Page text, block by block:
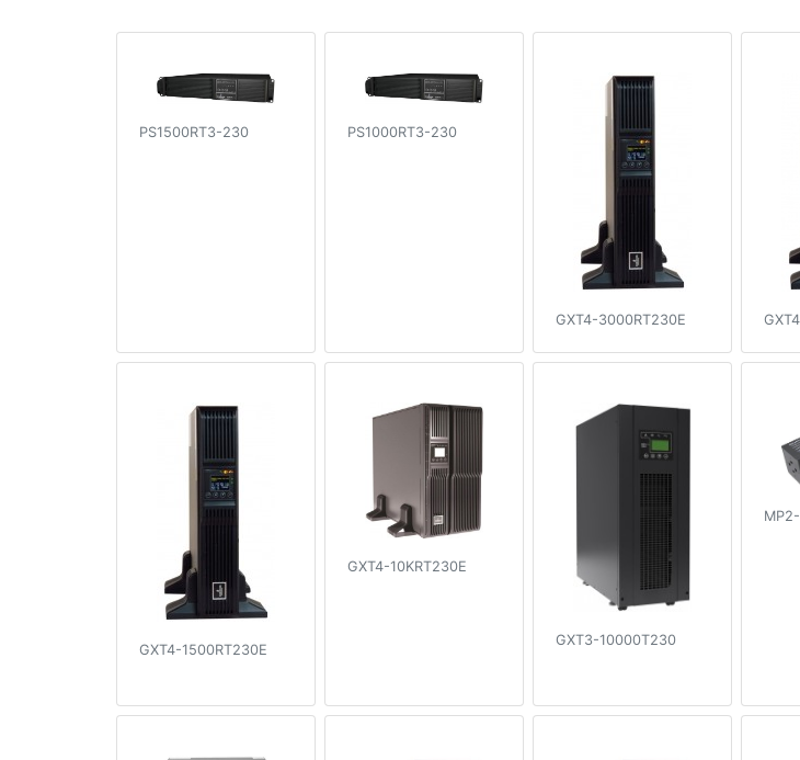
PS1500RT3-230 PS1000RT3-230
GXT4-3000RT230E
GXT4-1500RT230E
GXT4-10KRT230E
GXT3-10000T230